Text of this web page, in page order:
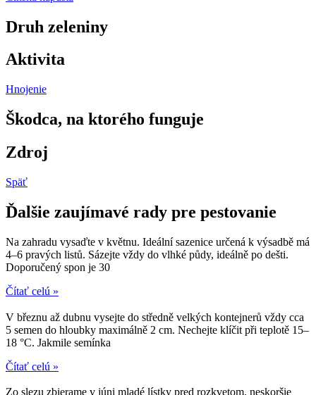
Druh zeleniny
Aktivita
Hnojenie
Škodca, na ktorého funguje
Zdroj
Späť
Ďalšie zaujímavé rady pre pestovanie
Na zahradu vysaďte v květnu. Ideální sazenice určená k výsadbě má
4–6 pravých listů. Sázejte vždy do vlhké půdy, ideálně po dešti.
Doporučený spon je 30
Čítať celú »
V březnu až dubnu vysejte do středně velkých kontejnerů vždy cca
5 semen do hloubky maximálně 2 cm. Nechejte klíčit při teplotě 15–
18 °C. Jakmile semínka
Čítať celú »
Zo slezu zbierame v júni mladé lístky pred rozkvetom, neskoršie